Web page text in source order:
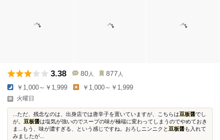
3.38 80 人 877 人
￥1,000～￥1,999 ￥1,000～￥1,999
火曜日
...ただ、残念なのは、出身店では唐辛子を置いていますが、こちらは豆板醤でし
が。 豆板醤は塩気が強いのでスープの味が極端に変わってしまうのでやめておき
ま...もう、味が濃すぎる、という感じですね。おろしニンニクと豆板醤も入れて
みましたが...